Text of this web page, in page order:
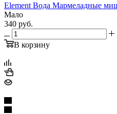
Element Вода Мармеладные
Мало
340 руб.
В корзину